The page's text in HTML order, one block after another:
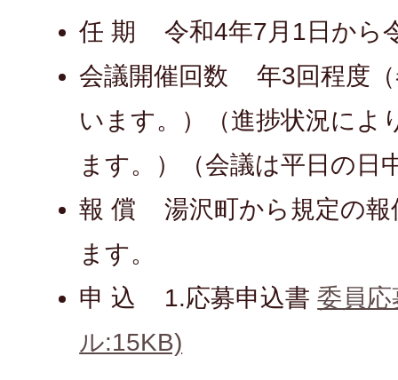
任 期 令和4年7月1日から
会議開催回数 年3回程度
います。）（進捗状況によ
ます。）（会議は平日の日
報 償 湯沢町から規定の報
ます。
申 込 1.応募申込書委員
ル:15KB)